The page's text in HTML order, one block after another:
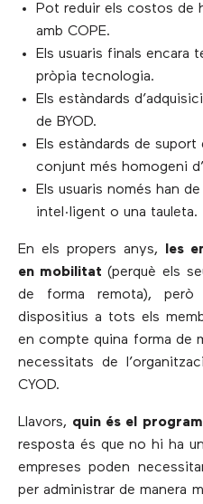
Pot reduir els costos de
amb COPE.
Els usuaris finals encara
pròpia tecnologia.
Els estàndards
de BYOD.
Els estàndards de
conjunt més homogeni
Els usuaris només han
intel·ligent o una tauleta.
En els propers anys,
les
en mobilitat (perquè els
de forma remota), però
dispositius a tots els
en compte quina forma de
necessitats de
CYOD.
Llavors, quin és el
resposta és que no hi ha
empreses poden
per administrar de manera